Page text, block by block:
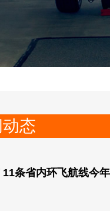
态
条省内环飞航线今